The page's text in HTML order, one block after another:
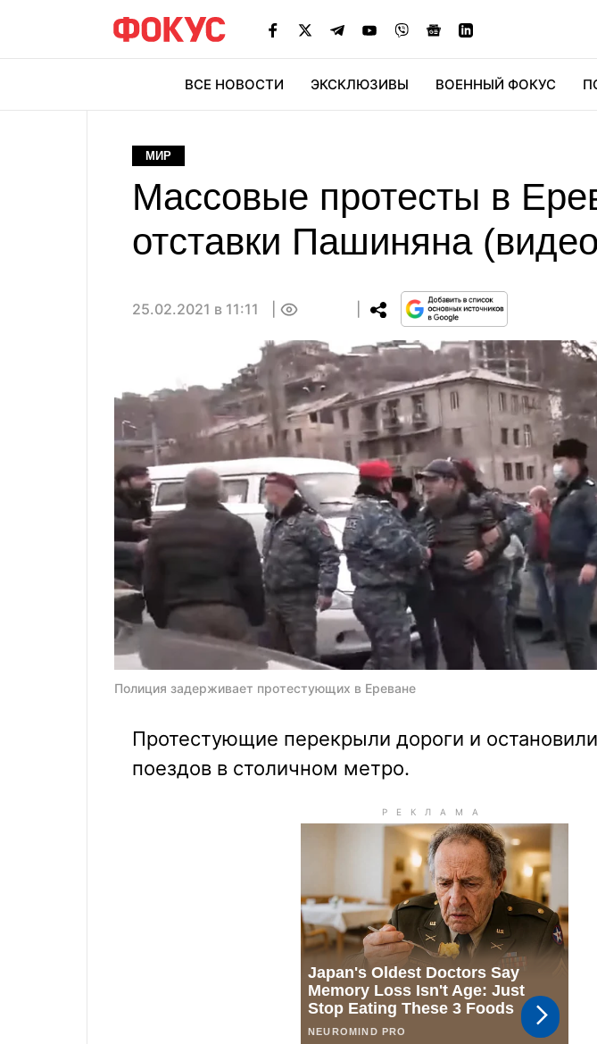
ВСЕ НОВОСТИ ЭКСКЛЮЗИВЫ ВОЕННЫЙ ФОКУС
МИР
Массовые протесты в
отставки Пашиняна
25.02.2021 в 11:11
Полиция задерживает протестующих в Ереване
Протестующие перекрыли дороги и
поездов в столичном метро.